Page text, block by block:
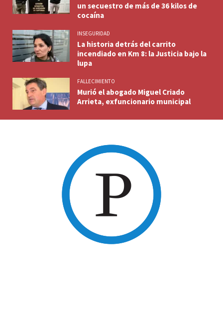
un secuestro de más de 36 kilos de
cocaína
INSEGURIDAD
La historia detrás del carrito
incendiado en Km 8: la Justicia bajo la
lupa
FALLECIMIENTO
Murió el abogado Miguel Criado
Arrieta, exfuncionario municipal